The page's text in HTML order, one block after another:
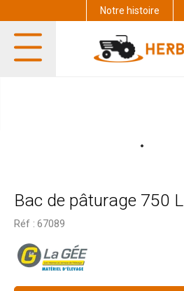
Notre histoire
Bac de pâturage 750 L
Réf : 67089